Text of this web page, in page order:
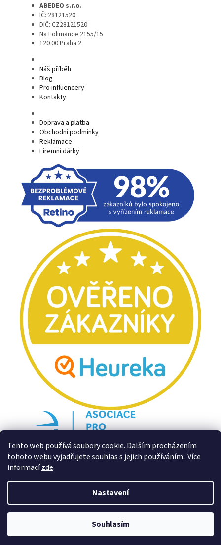
Tento web používá soubory cookie. Dalším procházením
tohoto webu vyjadřujete souhlas s jejich používáním.. Více
informacízde.
Nastavení
Souhlasím
ABEDEO s.r.o.
IČ: 28121520
DIČ: CZ28121520
Na Folimance 2155/15
120 00 Praha 2
Náš příběh
Blog
Pro influencery
Kontakty
Doprava a platba
Obchodní podmínky
Reklamace
Firemní dárky